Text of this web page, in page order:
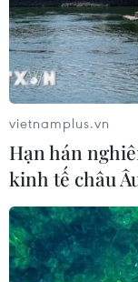
vietnamplus.vn
Hạn hán
kinh tế châu